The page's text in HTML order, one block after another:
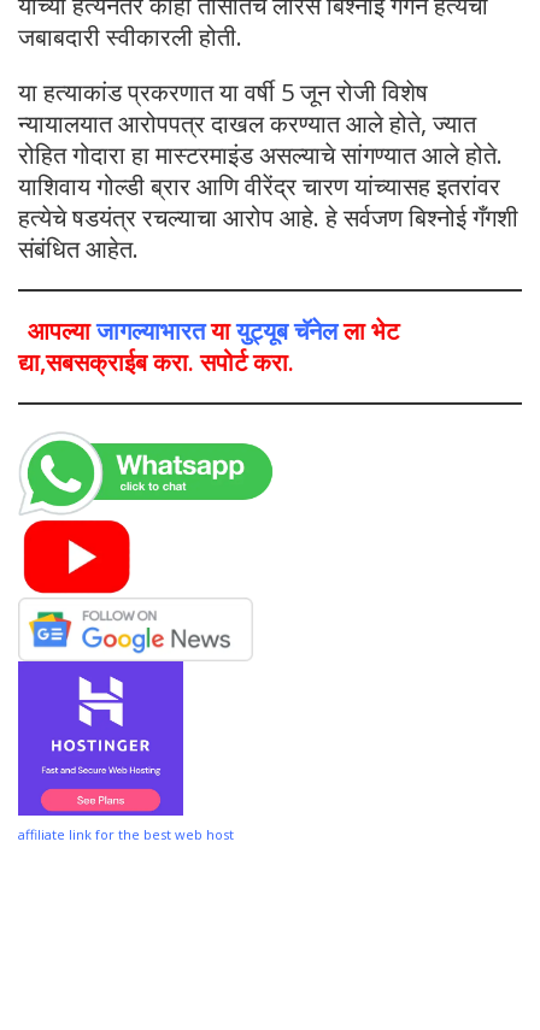
जबाबदारी स्वीकारली होती.
या हत्याकांड प्रकरणात या वर्षी 5 जून रोजी विशेष
न्यायालयात आरोपपत्र दाखल करण्यात आले होते, ज्यात
रोहित गोदारा हा मास्टरमाइंड असल्याचे सांगण्यात आले होते.
याशिवाय गोल्डी ब्रार आणि वीरेंद्र चारण यांच्यासह इतरांवर
हत्येचे षडयंत्र रचल्याचा आरोप आहे. हे सर्वजण बिश्नोई गँगशी
संबंधित आहेत.
आपल्याजागल्याभारतयायुट्यूब चॅनेलला भेट
द्या,सबसक्राईब करा. सपोर्ट करा.
affiliate link for the best web host